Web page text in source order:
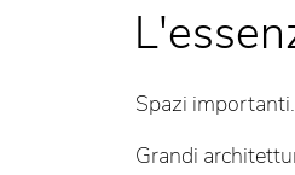
Spazi importanti.
Grandi